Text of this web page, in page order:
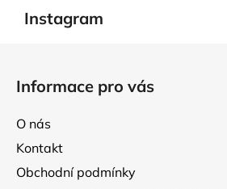
Instagram
Informace pro vás
O nás
Kontakt
Obchodní podmínky